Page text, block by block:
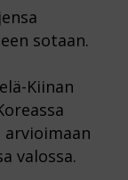
sotaan.
Kiinan
valossa.